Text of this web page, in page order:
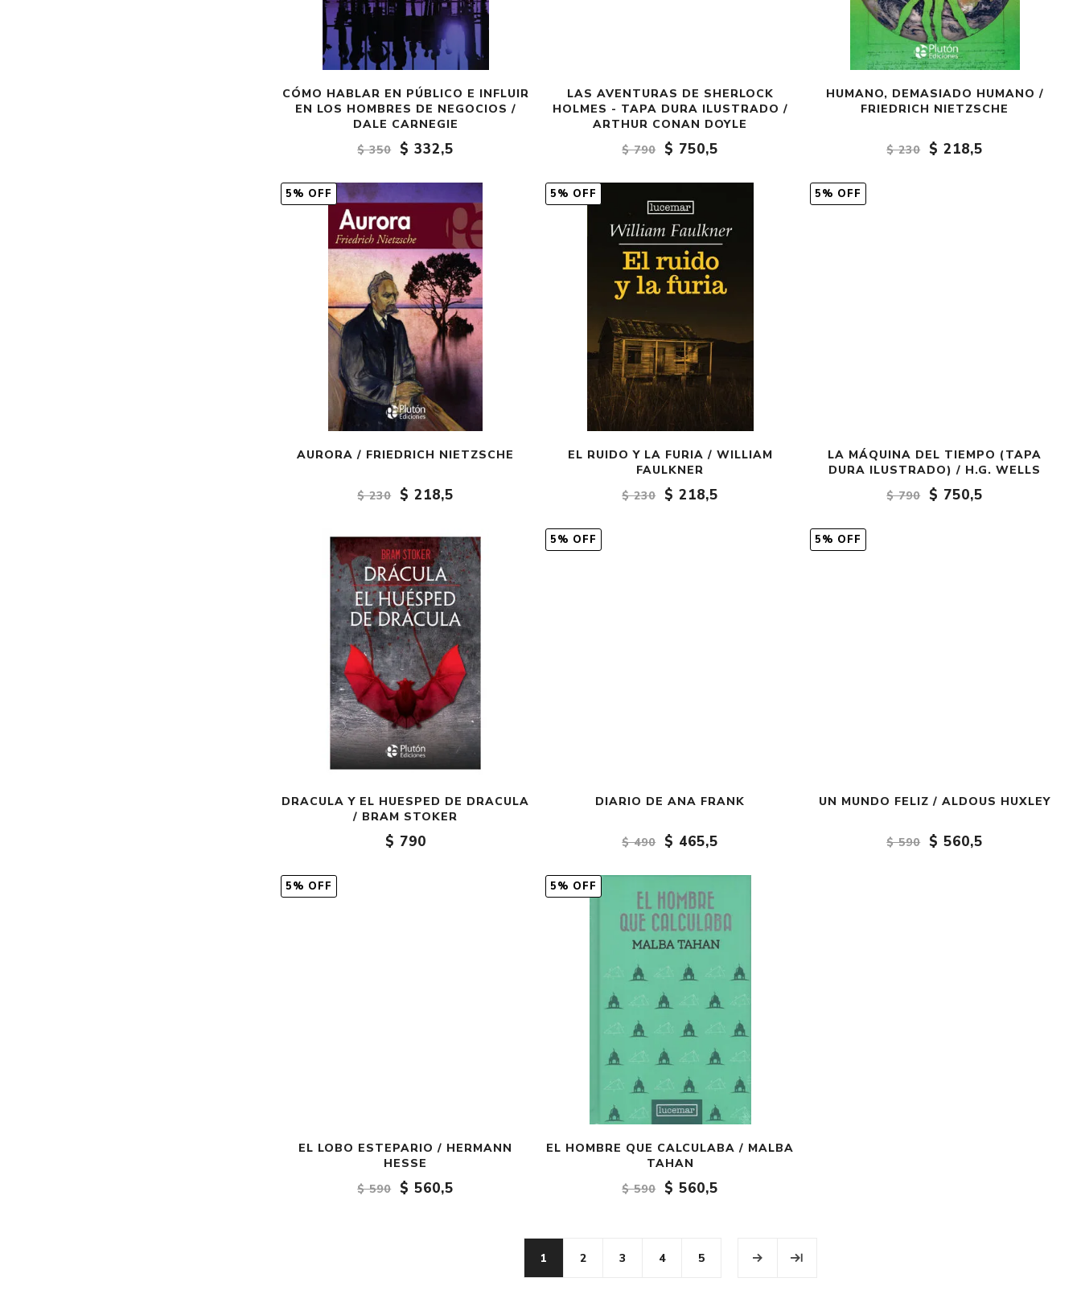
CÓMO HABLAR EN PÚBLICO E INFLUIR
EN LOS HOMBRES DE NEGOCIOS /
DALE CARNEGIE
$ 350
$ 332,5
LAS AVENTURAS DE SHERLOCK
HOLMES - TAPA DURA ILUSTRADO /
ARTHUR CONAN DOYLE
$ 790
$ 750,5
HUMANO, DEMASIADO HUMANO /
FRIEDRICH NIETZSCHE
$ 230 $ 218,5
5% OFF
AURORA / FRIEDRICH NIETZSCHE
$ 230 $ 218,5
5% OFF
EL RUIDO Y LA FURIA / WILLIAM
FAULKNER
$ 230
$ 218,5
5% OFF
LA MÁQUINA DEL TIEMPO (TAPA
DURA ILUSTRADO) / H.G. WELLS
$ 790
$ 750,5
DRACULA Y EL HUESPED DE DRACULA
/ BRAM STOKER
$ 790
5% OFF
DIARIO DE ANA FRANK
$ 490 $ 465,5
5% OFF
UN MUNDO FELIZ / ALDOUS HUXLEY
$ 590 $ 560,5
5% OFF
EL LOBO ESTEPARIO / HERMANN
HESSE
$ 590
$ 560,5
5% OFF
EL HOMBRE QUE CALCULABA / MALBA
TAHAN
$ 590
$ 560,5
1 2 3 4 5